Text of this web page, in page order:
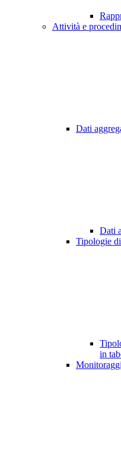
Attività e
Dati
Dati
Tipologie
in